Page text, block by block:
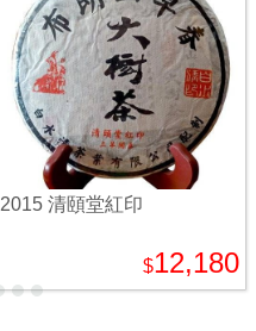
2015 清頤堂紅印
$12,180